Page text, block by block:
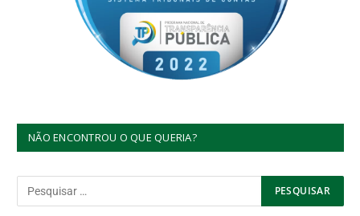
NÃO ENCONTROU O QUE QUERIA?